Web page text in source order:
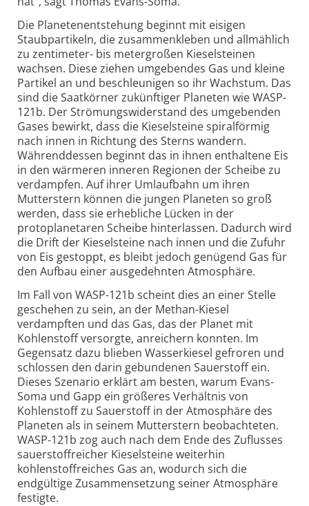
Die Planetenentstehung beginnt mit eisigen
Staubpartikeln, die zusammenkleben und allmählich
zu zentimeter- bis metergroßen Kieselsteinen
wachsen. Diese ziehen umgebendes Gas und kleine
Partikel an und beschleunigen so ihr Wachstum. Das
sind die Saatkörner zukünftiger Planeten wie WASP-
121b. Der Strömungswiderstand des umgebenden
Gases bewirkt, dass die Kieselsteine spiralförmig
nach innen in Richtung des Sterns wandern.
Währenddessen beginnt das in ihnen enthaltene Eis
in den wärmeren inneren Regionen der Scheibe zu
verdampfen. Auf ihrer Umlaufbahn um ihren
Mutterstern können die jungen Planeten so groß
werden, dass sie erhebliche Lücken in der
protoplanetaren Scheibe hinterlassen. Dadurch wird
die Drift der Kieselsteine nach innen und die Zufuhr
von Eis gestoppt, es bleibt jedoch genügend Gas für
den Aufbau einer ausgedehnten Atmosphäre.
Im Fall von WASP-121b scheint dies an einer Stelle
geschehen zu sein, an der Methan-Kiesel
verdampften und das Gas, das der Planet mit
Kohlenstoff versorgte, anreichern konnten. Im
Gegensatz dazu blieben Wasserkiesel gefroren und
schlossen den darin gebundenen Sauerstoff ein.
Dieses Szenario erklärt am besten, warum Evans-
Soma und Gapp ein größeres Verhältnis von
Kohlenstoff zu Sauerstoff in der Atmosphäre des
Planeten als in seinem Mutterstern beobachteten.
WASP-121b zog auch nach dem Ende des Zuflusses
sauerstoffreicher Kieselsteine weiterhin
kohlenstoffreiches Gas an, wodurch sich die
endgültige Zusammensetzung seiner Atmosphäre
festigte.